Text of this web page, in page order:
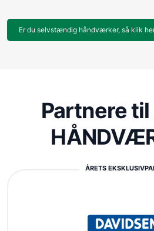
Er du selvstændig håndværker, så klik
Partnere til
ÅRETS